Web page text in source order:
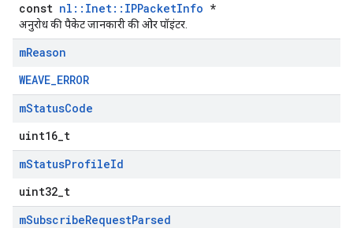
const nl::Inet::IPPacketInfo *
अनुरोध की पैकेट जानकारी की ओर पॉइंटर.
mReason
WEAVE_ERROR
mStatusCode
uint16_t
mStatusProfileId
uint32_t
mSubscribeRequestParsed